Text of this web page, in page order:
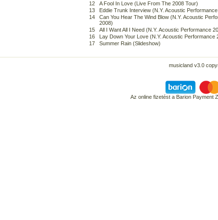
12
A Fool In Love (Live From The 2008 Tour)
13
Eddie Trunk Interview (N.Y. Acoustic
14
Can You Hear The Wind Blow (N.Y. Acoustic
2008)
15
All I Want All I Need (N.Y. Acoustic Performance
16
Lay Down Your Love (N.Y. Acoustic Performance
17
Summer Rain (Slideshow)
musicland v3.0
Az online fizetést a Barion Payment